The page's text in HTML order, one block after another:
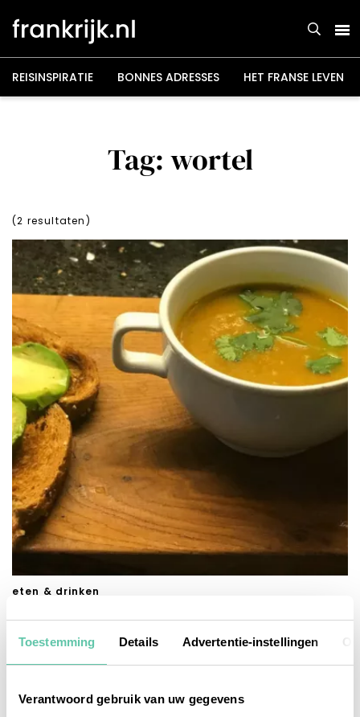
Toestemming Details Advertentie-instellingen
Verantwoord gebruik van uw gegevens
naar
inhoud
REISINSPIRATIE BONNES ADRESSES HET FRANSE LEVEN
Tag: wortel
(2 resultaten)
eten & drinken
Gezond soepje: carottes & coriandre
2 JANUARI 2025